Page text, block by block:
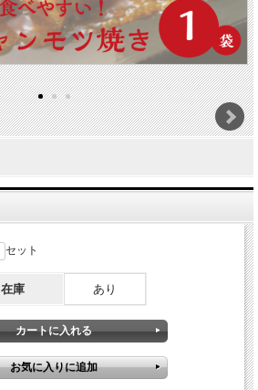
セット
在庫 あり